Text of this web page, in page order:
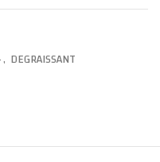
, DEGRAISSANT